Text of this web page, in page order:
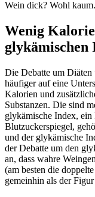
Wein dick? Wohl kaum.
Wenig
glykämischen
Die Debatte um
häufiger auf eine
Kalorien und
Substanzen. Die sind
glykämische Index,
Blutzuckerspiegel,
und der glykämische
der Debatte um den
an, dass wahre
(am besten die
gemeinhin als der